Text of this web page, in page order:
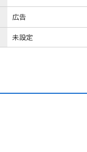
広告
未設定